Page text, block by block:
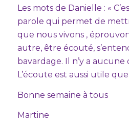
Les mots de Danielle : «
parole qui permet de
que nous vivons ,
autre, être écouté,
bavardage. Il n’y a
L’écoute est aussi utile
Bonne semaine à tous
Martine